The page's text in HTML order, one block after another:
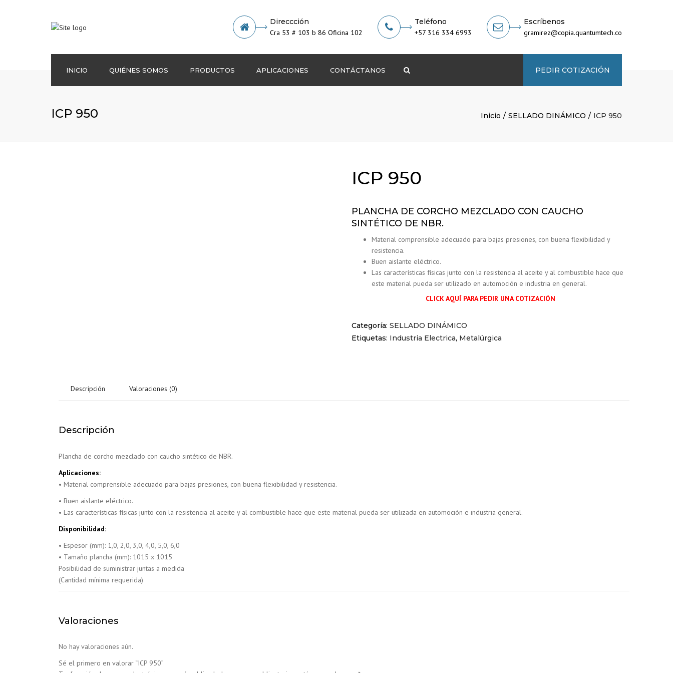
Direccción
Cra 53 # 103 b 86 Oficina 102
Teléfono
+57 316 334 6993
Escríbenos
gramirez@copia.quantumtech.co
INICIO QUIÉNES SOMOS PRODUCTOS APLICACIONES CONTÁCTANOS PEDIR COTIZACIÓN
ICP 950 Inicio SELLADO DINÁMICO ICP 950
ICP 950
PLANCHA DE CORCHO MEZCLADO CON CAUCHO
SINTÉTICO DE NBR.
Material comprensible adecuado para bajas presiones, con buena flexibilidad y
resistencia.
Buen aislante eléctrico.
Las características físicas junto con la resistencia al aceite y al combustible hace que
este material pueda ser utilizado en automoción e industria en general.
CLICK AQUÍ PARA PEDIR UNA COTIZACIÓN
Categoría: SELLADO DINÁMICO
Etiquetas: Industria Electrica, Metalúrgica
Descripción Valoraciones (0)
Descripción
Plancha de corcho mezclado con caucho sintético de NBR.
Aplicaciones:
• Material comprensible adecuado para bajas presiones, con buena flexibilidad y resistencia.
• Buen aislante eléctrico.
• Las características físicas junto con la resistencia al aceite y al combustible hace que este material pueda ser utilizada en automoción e industria general.
Disponibilidad:
• Espesor (mm): 1,0, 2,0, 3,0, 4,0, 5,0, 6,0
• Tamaño plancha (mm): 1015 x 1015
Posibilidad de suministrar juntas a medida
(Cantidad mínima requerida)
Valoraciones
No hay valoraciones aún.
Sé el primero en valorar “ICP 950”